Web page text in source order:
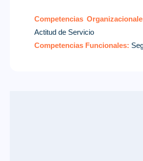
Competencias
Actitud de Servicio
Competencias Funcionales: